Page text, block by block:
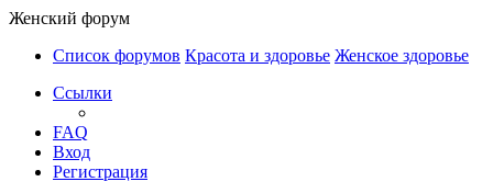
Женский форум
Список форумов Красота и здоровье Женское здоровье
Ссылки
FAQ
Вход
Регистрация